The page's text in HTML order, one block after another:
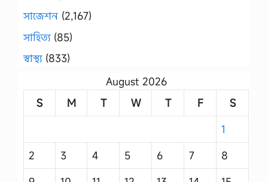
সাজেশন (2,167)
সাহিত্য(85)
স্বাস্থ্য(833)
August 2026
S
M T W T F
S
1
2
3 4 5 6 7
8